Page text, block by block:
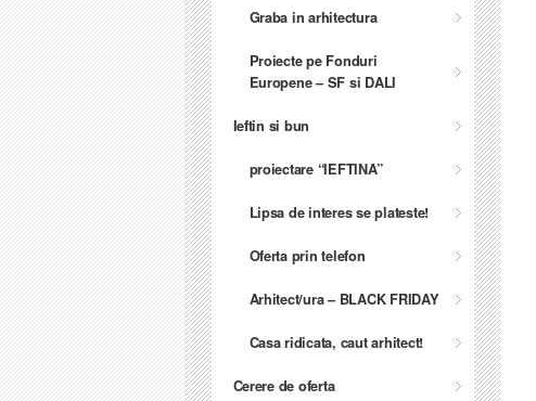
Graba in arhitectura
Proiecte pe Fonduri
Europene – SF si DALI
Ieftin si bun
proiectare “IEFTINA”
Lipsa de interes se plateste!
Oferta prin telefon
Arhitect/ura – BLACK FRIDAY
Casa ridicata, caut arhitect!
Cerere de oferta